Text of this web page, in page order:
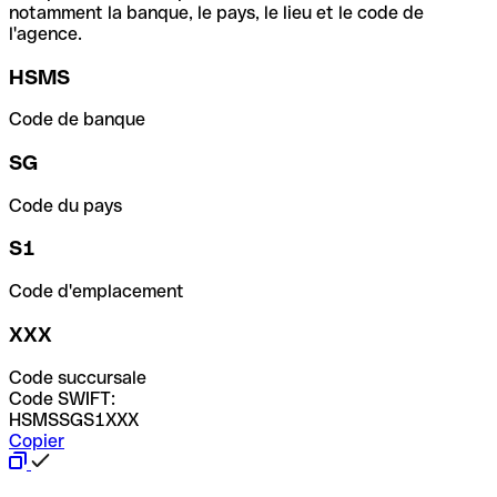
notamment la banque, le pays, le lieu et le code de
l'agence.
HSMS
Code de banque
SG
Code du pays
S1
Code d'emplacement
XXX
Code succursale
Code SWIFT:
HSMSSGS1XXX
Copier